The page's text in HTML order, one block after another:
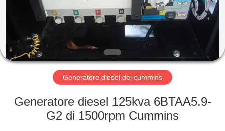
CIRCA
GIRO
FABBRICA
Generatore diesel dei cummins
Generatore diesel 125kva 6BTAA5.9-
G2 di 1500rpm Cummins